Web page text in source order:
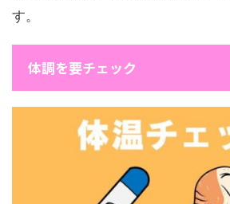
す。
体調を要チェック